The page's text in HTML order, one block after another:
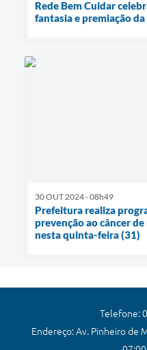
Rede Bem Cuidar
fantasia e premiação
30 OUT 2024 - 08h49
Prefeitura realiza
prevenção ao câncer
nesta quinta-feira (31)
Telefone:
Endereço: Av. Pinheiro de